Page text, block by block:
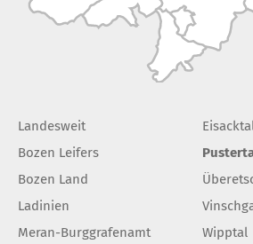
Landesweit
Bozen Leifers
Bozen Land
Ladinien
Meran-Burggrafenamt
Wipptal